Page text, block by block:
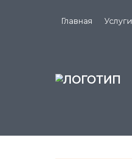
Главная Услуги